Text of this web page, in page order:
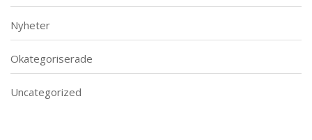
Nyheter
Okategoriserade
Uncategorized